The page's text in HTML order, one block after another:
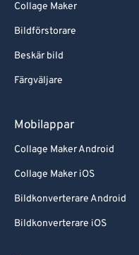
Collage Maker
Bildförstorare
Beskär bild
Färgväljare
Mobilappar
Collage Maker Android
Collage Maker iOS
Bildkonverterare Android
Bildkonverterare iOS